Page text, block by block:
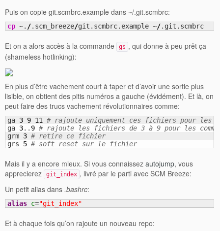
Puis on copie git.scmbrc.example dans ~/.git.scmbrc:
cp ~. /.scm_breeze/git.scmbrc.example ~/.git.scmbrc
Et on a alors accès à la commande gs , qui donne à peu prêt ça
(shameless hotlinking):
En plus d’être vachement court à taper et d’avoir une sortie plus
lisible, on obtient des pitis numéros a gauche (évidément). Et là, on
peut faire des trucs vachement révolutionnaires comme:
ga 3 9 11 # rajoute uniquement ces fichiers pour les
ga 3.. 9 # rajoute les fichiers de 3 à 9 pour les
grm 3 # retire ce fichier
grs 5 # soft reset sur le fichier
Mais il y a encore mieux. Si vous connaissez autojump, vous
apprecierez
git_index , livré par le parti avec SCM Breeze:
Un petit alias dans .bashrc:
alias c="git_index"
Et à chaque fois qu’on rajoute un nouveau repo: